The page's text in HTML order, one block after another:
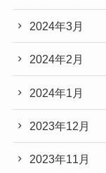
2024年3月
2024年2月
2024年1月
2023年12月
2023年11月